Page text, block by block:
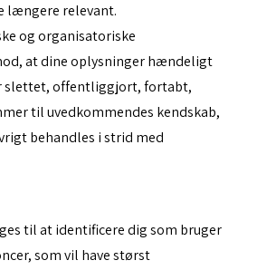
længere relevant.
og organisatoriske
at dine oplysninger hændeligt
slettet, offentliggjort, fortabt,
til uvedkommendes kendskab,
behandles i strid med
til at identificere dig som bruger
som vil have størst